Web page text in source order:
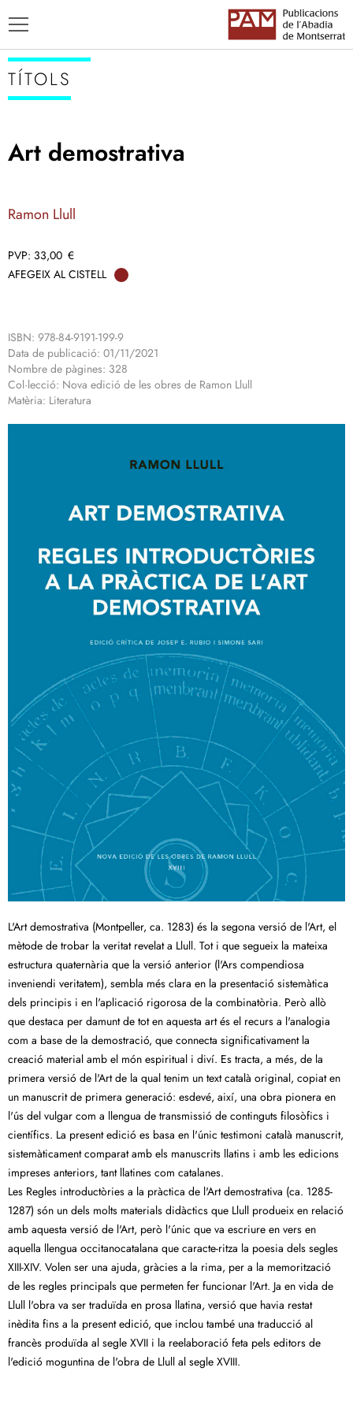
ENSENYAMENT CATALÀ
TÍTOLS
Art demostrativa
Ramon Llull
33,00 €
AFEGEIX AL CISTELL
ISBN: 978-84-9191-199-9
Data de publicació: 01/11/2021
Nombre de pàgines: 328
Col·lecció: Nova edició de les obres de Ramon Llull
Matèria: Literatura
L'Art demostrativa (Montpeller, ca. 1283) és la segona versió de l'Art, el
mètode de trobar la veritat revelat a Llull. Tot i que segueix la mateixa
estructura quaternària que la versió anterior (l'Ars compendiosa
inveniendi veritatem), sembla més clara en la presentació sistemàtica
dels principis i en l'aplicació rigorosa de la combinatòria. Però allò
que destaca per damunt de tot en aquesta art és el recurs a l'analogia
com a base de la demostració, que connecta significativament la
creació material amb el món espiritual i diví. Es tracta, a més, de la
primera versió de l'Art de la qual tenim un text català original, copiat en
un manuscrit de primera generació: esdevé, així, una obra pionera en
l'ús del vulgar com a llengua de transmissió de continguts filosòfics i
científics. La present edició es basa en l'únic testimoni català manuscrit,
sistemàticament comparat amb els manuscrits llatins i amb les edicions
impreses anteriors, tant llatines com catalanes.
Les Regles introductòries a la pràctica de l'Art demostrativa (ca. 1285-
1287) són un dels molts materials didàctics que Llull produeix en relació
amb aquesta versió de l'Art, però l'únic que va escriure en vers en
aquella llengua occitanocatalana que caracte-ritza la poesia dels segles
XIII-XIV. Volen ser una ajuda, gràcies a la rima, per a la memorització
de les regles principals que permeten fer funcionar l'Art. Ja en vida de
Llull l'obra va ser traduïda en prosa llatina, versió que havia restat
inèdita fins a la present edició, que inclou també una traducció al
francès produïda al segle XVII i la reelaboració feta pels editors de
l'edició moguntina de l'obra de Llull al segle XVIII.